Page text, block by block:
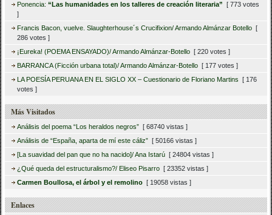
Ponencia:“Las humanidades en los talleres de creación literaria”
[ 773 votes
]
Francis Bacon, vuelve. Slaughterhouse´s Crucifixion/ Armando Almánzar Botello [
286 votes ]
¡Eureka! (POEMA ENSAYADO)/ Armando Almánzar-Botello [ 220 votes ]
BARRANCA (Ficción urbana total)/ Armando Almánzar-Botello [ 177 votes ]
LA POESÍA PERUANA EN EL SIGLO XX – Cuestionario de Floriano Martins
[ 176
votes ]
Más Visitados
Análisis del poema “Los heraldos negros” [ 68740 vistas ]
Análisis de “España, aparta de mí este cáliz” [ 50166 vistas ]
[La suavidad del pan que no ha nacido]/ Ana Istarú [ 24804 vistas ]
¿Qué queda del estructuralismo?/ Eliseo Pisarro [ 23352 vistas ]
Carmen Boullosa, el árbol y el remolino [ 19058 vistas ]
Enlaces